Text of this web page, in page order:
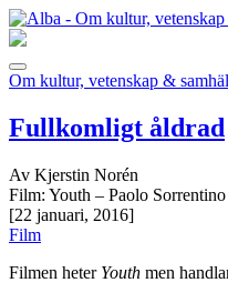
Om kultur, vetenskap &
Fullkomligt åldrad
Av Kjerstin Norén
Film: Youth – Paolo Sorrentino
[22 januari, 2016]
Film
Filmen heter Youth men